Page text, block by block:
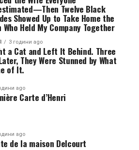
Twelve Black
Showed Up to Take Home the
Who Held My Company Together
3 години ago
a Cat and Left It Behind. Three
They Were Stunned by What
of It.
ago
Carte d’Henri
ago
de la maison Delcourt